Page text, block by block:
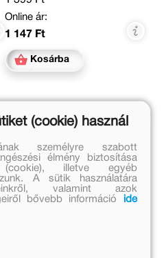
Online ár:
1 147 Ft
Kosárba
(cookie) használ
személyre szabott
élmény biztosítása
illetve egyéb
A sütik használatára
valamint azok
bővebb információ
ide